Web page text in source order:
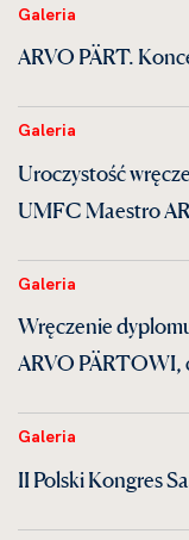
Galeria
ARVO PÄRT.
Galeria
Uroczystość
UMFC Maestro
Galeria
Wręczenie
ARVO PÄRTOWI,
Galeria
II Polski Kongres